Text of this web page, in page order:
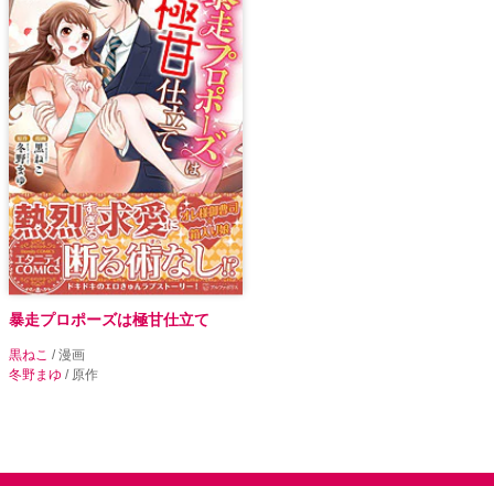
暴走プロポーズは極甘仕立て
黒ねこ / 漫画
冬野まゆ / 原作